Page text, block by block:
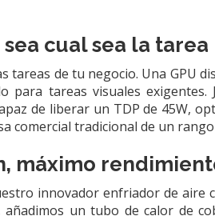
cual sea la tarea
tareas de tu negocio. Una GPU
para tareas visuales
de liberar un TDP de 45W,
comercial tradicional de un
máximo
innovador enfriador de
un tubo de calor de